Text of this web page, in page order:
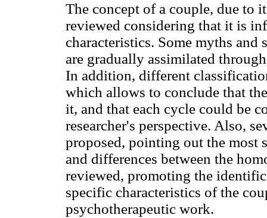
The concept of a couple, due to
reviewed considering that it is
characteristics. Some myths
are gradually assimilated
In addition, different
which allows to conclude that
it, and that each cycle could be
researcher's perspective. Also,
proposed, pointing out the most
and differences between the
reviewed, promoting the
specific characteristics of the
psychotherapeutic work.